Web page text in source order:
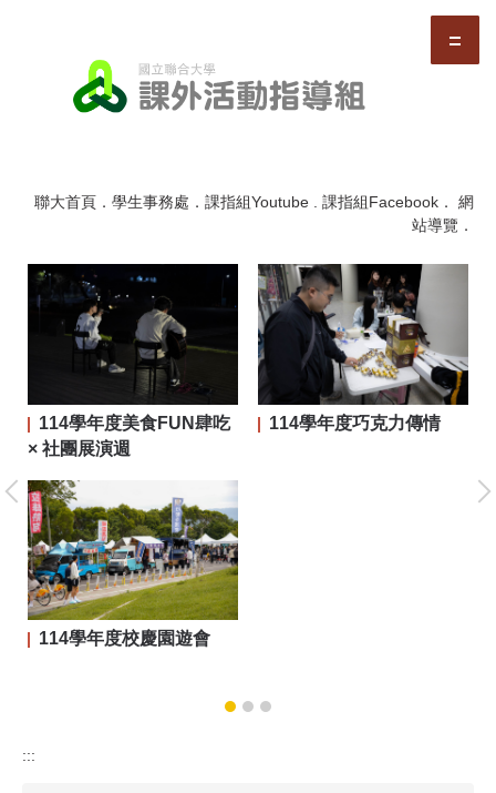
聯大首頁 ． 學生事務處 ． 課指組Youtube . 課指組Facebook ． 網
站導覽 ．
114學年度美食FUN肆吃
× 社團展演週
114學年度巧克力傳情
114學年度校慶園遊會
:::